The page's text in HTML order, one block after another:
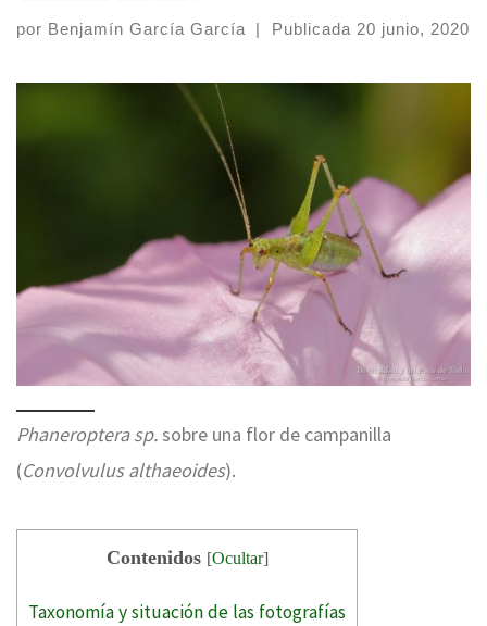
por Benjamín García García | Publicada 20 junio, 2020
Phaneroptera sp.sobre una flor de campanilla
(Convolvulus althaeoides).
Contenidos [Ocultar]
Taxonomía y situación de las fotografías